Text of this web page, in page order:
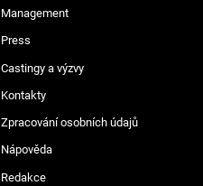
Management
Press
Castingy a výzvy
Kontakty
Zpracování osobních údajů
Nápověda
Redakce